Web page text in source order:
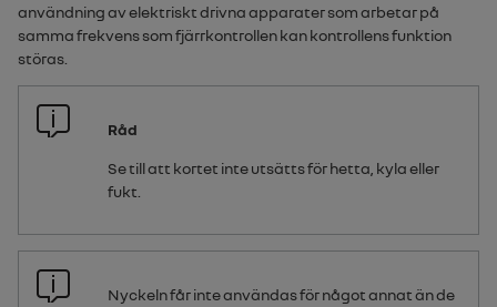
användning av elektriskt drivna apparater som arbetar på
samma frekvens som fjärrkontrollen kan kontrollens funktion
störas.
Råd
Se till att kortet inte utsätts för hetta, kyla eller
fukt.
Nyckeln får inte användas för något annat än de